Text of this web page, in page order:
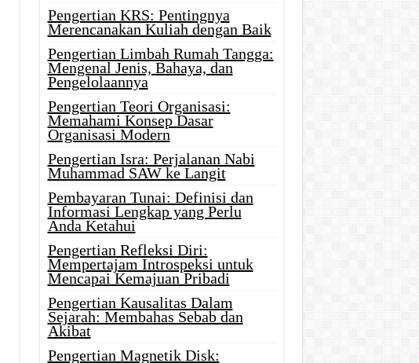
Pengertian KRS: Pentingnya
Merencanakan Kuliah dengan Baik
Pengertian Limbah Rumah Tangga:
Mengenal Jenis, Bahaya, dan
Pengelolaannya
Pengertian Teori Organisasi:
Memahami Konsep Dasar
Organisasi Modern
Pengertian Isra: Perjalanan Nabi
Muhammad SAW ke Langit
Pembayaran Tunai: Definisi dan
Informasi Lengkap yang Perlu
Anda Ketahui
Pengertian Refleksi Diri:
Mempertajam Introspeksi untuk
Mencapai Kemajuan Pribadi
Pengertian Kausalitas Dalam
Sejarah: Membahas Sebab dan
Akibat
Pengertian Magnetik Disk: